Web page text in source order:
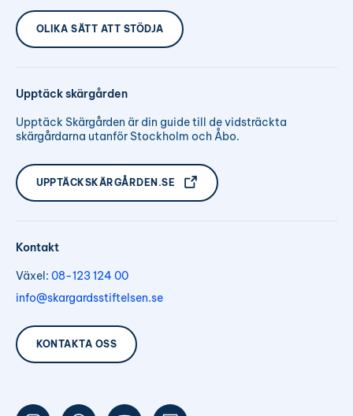
OLIKA SÄTT ATT STÖDJA
Upptäck skärgården
Upptäck Skärgården är din guide till de vidsträckta
skärgårdarna utanför Stockholm och Åbo.
UPPTÄCKSKÄRGÅRDEN.SE
Kontakt
Växel: 08-123 124 00
info@skargardsstiftelsen.se
KONTAKTA OSS
Följ Följ Följ Följ